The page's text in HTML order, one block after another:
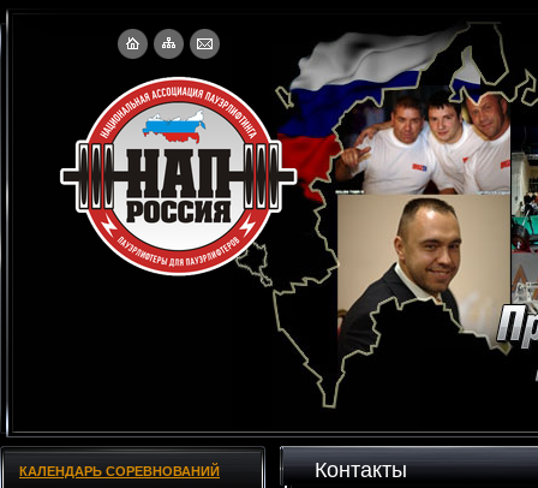
КАЛЕНДАРЬ СОРЕВНОВАНИЙ Контакты